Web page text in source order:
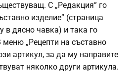
С „Редакция” го
изделие” (страница
в дясно чавка) и така го
меню „Рецепти на съставно
артикул, за да му направите
няколко други артикула.